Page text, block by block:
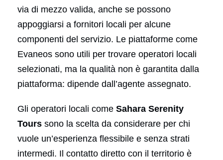
via di mezzo valida, anche se possono
appoggiarsi a fornitori locali per alcune
componenti del servizio. Le piattaforme come
Evaneos sono utili per trovare operatori locali
selezionati, ma la qualità non è garantita dalla
piattaforma: dipende dall’agente assegnato.
Gli operatori locali come Sahara Serenity
Tours sono la scelta da considerare per chi
vuole un’esperienza flessibile e senza strati
intermedi. Il contatto diretto con il territorio è